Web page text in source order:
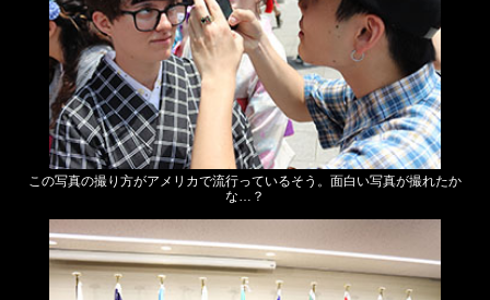
この写真の撮り方がアメリカで流行っているそう。面白い写真が撮れたか
な…？